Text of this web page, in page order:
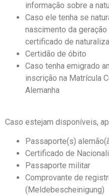
informação sobre a
Caso ele tenha se
nascimento da
certificado de
Certidão de óbito
Caso tenha emigrado
inscrição na Matrícula
Alemanha
Caso estejam disponíveis,
Passaporte(s)
Certificado de
Passaporte militar
Comprovante de
(Meldebescheinigung)